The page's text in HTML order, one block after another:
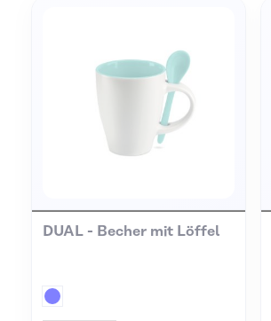
DUAL - Becher mit Löffel